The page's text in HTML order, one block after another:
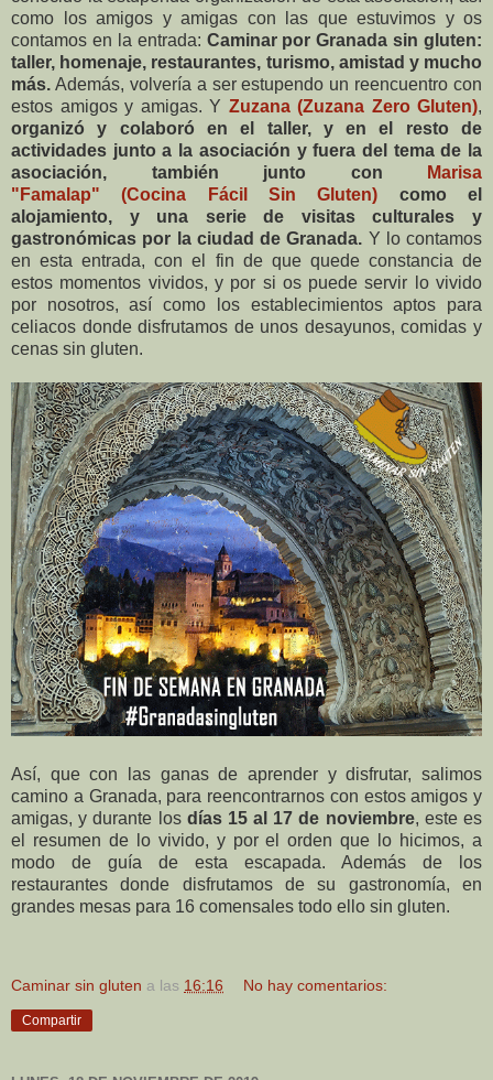
como los amigos y amigas con las que estuvimos y os
contamos en la entrada: Caminar por Granada sin gluten:
taller, homenaje, restaurantes, turismo, amistad y mucho
más. Además, volvería a ser estupendo un reencuentro con
estos amigos y amigas. Y Zuzana (Zuzana Zero Gluten),
organizó y colaboró en el taller, y en el resto de
actividades junto a la asociación y fuera del tema de la
asociación, también junto con
Marisa
"Famalap" (Cocina Fácil Sin Gluten) como el
alojamiento, y una serie de visitas culturales y
gastronómicas por la ciudad de Granada. Y lo contamos
en esta entrada, con el fin de que quede constancia de
estos momentos vividos, y por si os puede servir lo vivido
por nosotros, así como los establecimientos aptos para
celiacos donde disfrutamos de unos desayunos, comidas y
cenas sin gluten.
Así, que con las ganas de aprender y disfrutar, salimos
camino a Granada, para reencontrarnos con estos amigos y
amigas, y durante los días 15 al 17 de noviembre, este es
el resumen de lo vivido, y por el orden que lo hicimos, a
modo de guía de esta escapada. Además de los
restaurantes donde disfrutamos de su gastronomía, en
grandes mesas para 16 comensales todo ello sin gluten.
Caminar sin gluten a las 16:16 No hay comentarios:
Compartir